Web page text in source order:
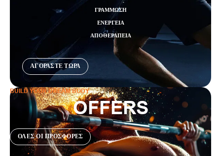
ΓΡΆΜΜΩΣΗ
ΕΝΈΡΓΕΙΑ
ΑΠΟΘΕΡΑΠΕΙΑ
ΑΓΟΡΑΣΤΕ ΤΩΡΑ
BUILD YOUR DREAM BODY
OFFERS
ΟΛΕΣ ΟΙ ΠΡΟΣΦΟΡΕΣ